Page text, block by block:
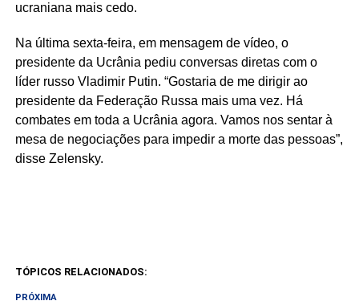
ucraniana mais cedo.
Na última sexta-feira, em mensagem de vídeo, o
presidente da Ucrânia pediu conversas diretas com o
líder russo Vladimir Putin. “Gostaria de me dirigir ao
presidente da Federação Russa mais uma vez. Há
combates em toda a Ucrânia agora. Vamos nos sentar à
mesa de negociações para impedir a morte das pessoas”,
disse Zelensky.
TÓPICOS RELACIONADOS:
PRÓXIMA